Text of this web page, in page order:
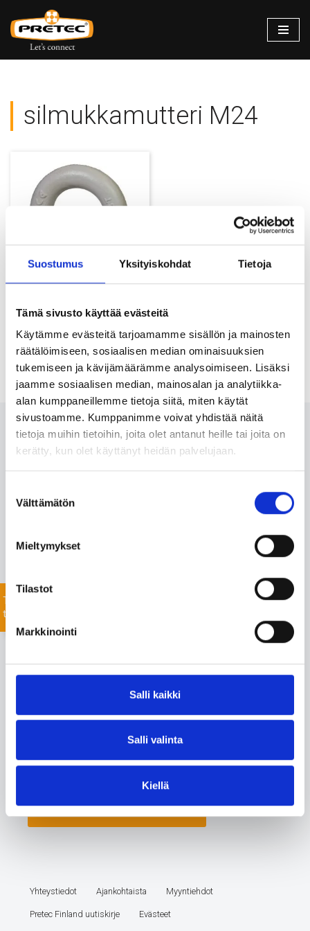
Suostumus Yksityiskohdat Tietoja
Tämä sivusto käyttää evästeitä
Käytämme evästeitä tarjoamamme sisällön ja mainosten
räätälöimiseen, sosiaalisen median ominaisuuksien
tukemiseen ja kävijämäärämme analysoimiseen. Lisäksi
jaamme sosiaalisen median, mainosalan ja analytiikka-
alan kumppaneillemme tietoja siitä, miten käytät
sivustoamme. Kumppanimme voivat yhdistää näitä
tietoja muihin tietoihin, joita olet antanut heille tai joita on
kerätty, kun olet käyttänyt heidän palvelujaan.
valinta
Välttämätön
Mieltymykset
Tilastot
Markkinointi
Salli kaikki
Salli valinta
Kiellä
Siirry
suoraan
silmukkamutteri M24
Silmukkamutteri
Ota meihin yhteyttä 24/7
projektiisi sopivat tuotteet nopealla toimitusajalla. Myös
listaamattomien tuotteiden toimitus onnistuu mittavan
Jätä yhteydenottopyyntö helposti tässä, niin
Tiedustele
tuotteista
Yhteystiedot Ajankohtaista Myyntiehdot
Pretec Finland uutiskirje Evästeet